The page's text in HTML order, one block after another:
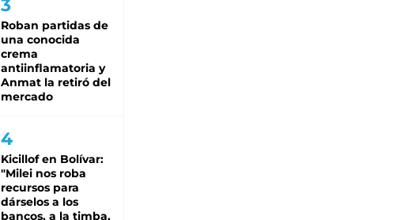
Roban partidas de
una conocida
crema
antiinflamatoria y
Anmat la retiró del
mercado
Kicillof en Bolívar:
"Milei nos roba
recursos para
dárselos a los
bancos, a la timba,